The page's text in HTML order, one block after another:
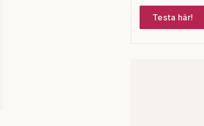
Testa här!